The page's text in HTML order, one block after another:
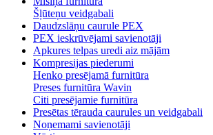
Šļūteņu veidgabali
Daudzslāņu caurule PEX
PEX ieskrūvējami savienotāji
Apkures telpas uredi aiz mājām
Kompresijas piederumi
Henko presējamā furnitūra
Preses furnitūra Wavin
Citi presējamie furnitūra
Presētas tērauda caurules un veidgabali
Noņemami savienotāji